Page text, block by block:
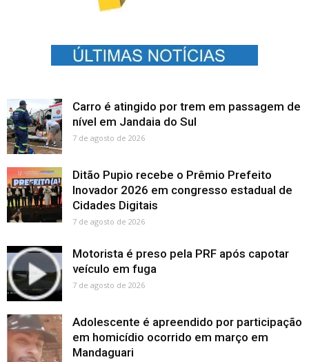
Carro é atingido por trem em passagem de
nível em Jandaia do Sul
7 de agosto de 2026
Ditão Pupio recebe o Prêmio Prefeito
Inovador 2026 em congresso estadual de
Cidades Digitais
7 de agosto de 2026
Motorista é preso pela PRF após capotar
veículo em fuga
7 de agosto de 2026
Adolescente é apreendido por participação
em homicídio ocorrido em março em
Mandaguari